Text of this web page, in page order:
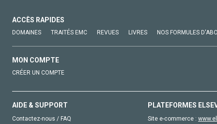
ACCÈS RAPIDES
DOMAINES TRAITÉS EMC REVUES LIVRES NOS FORMULES
MON COMPTE
CRÉER UN COMPTE
AIDE & SUPPORT
Contactez-nous / FAQ
PLATEFORMES
Site e-commerce :